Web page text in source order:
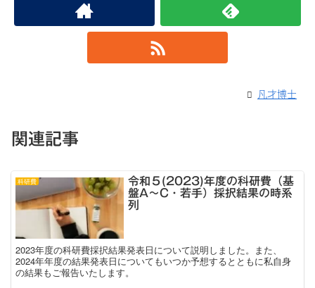
凡才博士
関連記事
科研費
令和５(2023)年度の科研費（基
盤A～C・若手）採択結果の時系
列
2023年度の科研費採択結果発表日について説明しました。また、
2024年年度の結果発表日についてもいつか予想するとともに私自身
の結果もご報告いたします。